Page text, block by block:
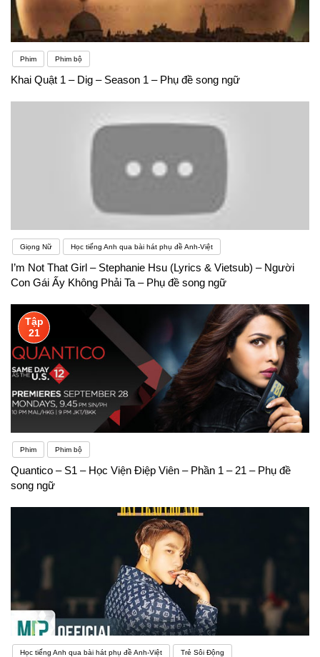
Phim Phim bộ
Khai Quật 1 – Dig – Season 1 – Phụ đề song ngữ
Giọng Nữ Học tiếng Anh qua bài hát phụ đề Anh-Việt
I’m Not That Girl – Stephanie Hsu (Lyrics & Vietsub) – Người
Con Gái Ấy Không Phải Ta – Phụ đề song ngữ
Tập
21
Phim Phim bộ
Quantico – S1 – Học Viện Điệp Viên – Phần 1 – 21 – Phụ đề
song ngữ
Học tiếng Anh qua bài hát phụ đề Anh-Việt Trẻ Sôi Động